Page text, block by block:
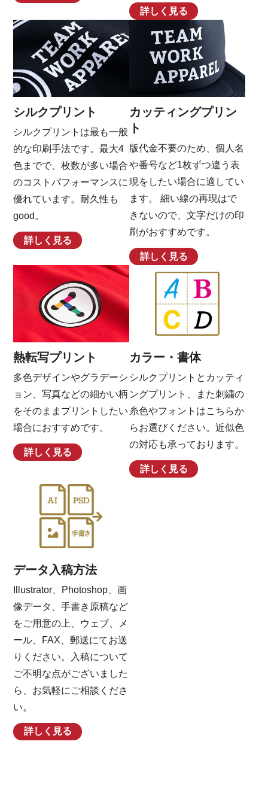
詳しく見る
シルクプリント
シルクプリントは最も一般
的な印刷手法です。最大4
色までで、枚数が多い場合
のコストパフォーマンスに
優れています。耐久性も
good。
詳しく見る
カッティングプリン
ト
版代金不要のため、個人名
や番号など1枚ずつ違う表
現をしたい場合に適してい
ます。 細い線の再現はで
きないので、文字だけの印
刷がおすすめです。
詳しく見る
熱転写プリント
多色デザインやグラデーシ
ョン、写真などの細かい柄
をそのままプリントしたい
場合におすすめです。
詳しく見る
カラー・書体
シルクプリントとカッティ
ングプリント、また刺繍の
糸色やフォントはこちらか
らお選びください。近似色
の対応も承っております。
詳しく見る
データ入稿方法
Illustrator、Photoshop、画
像データ、手書き原稿など
をご用意の上、ウェブ、メ
ール、FAX、郵送にてお送
りください。入稿について
ご不明な点がございました
ら、お気軽にご相談くださ
い。
詳しく見る